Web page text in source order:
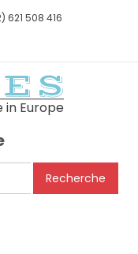
621 508 416
in Europe
Recherche